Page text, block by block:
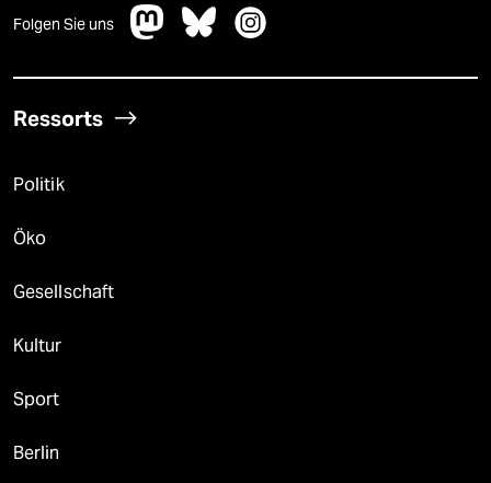
Folgen Sie uns
Ressorts
Politik
Öko
Gesellschaft
Kultur
Sport
Berlin